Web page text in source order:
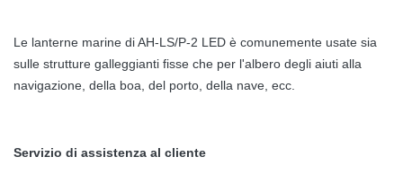
Le lanterne marine di AH-LS/P-2 LED è comunemente usate sia
sulle strutture galleggianti fisse che per l'albero degli aiuti alla
navigazione, della boa, del porto, della nave, ecc.
Servizio di assistenza al cliente